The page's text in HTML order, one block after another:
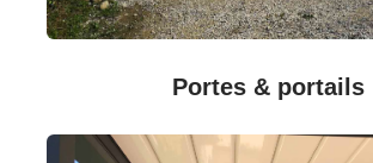
Portes & portails